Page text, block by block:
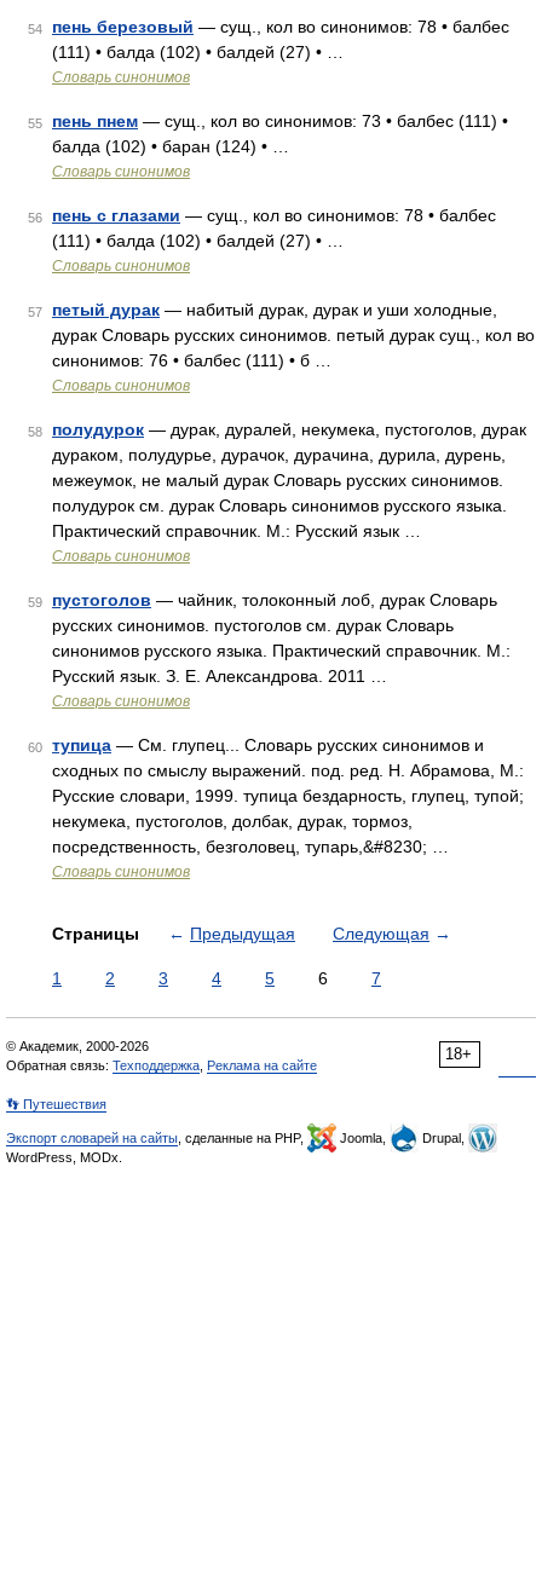
54 пень березовый — сущ., кол во синонимов: 78 • балбес
(111) • балда (102) • балдей (27) • …
Словарь синонимов
55 пень пнем — сущ., кол во синонимов: 73 • балбес (111) •
балда (102) • баран (124) • …
Словарь синонимов
56 пень с глазами — сущ., кол во синонимов: 78 • балбес
(111) • балда (102) • балдей (27) • …
Словарь синонимов
57 петый дурак — набитый дурак, дурак и уши холодные,
дурак Словарь русских синонимов. петый дурак сущ., кол во
синонимов: 76 • балбес (111) • б …
Словарь синонимов
58 полудурок — дурак, дуралей, некумека, пустоголов, дурак
дураком, полудурье, дурачок, дурачина, дурила, дурень,
межеумок, не малый дурак Словарь русских синонимов.
полудурок см. дурак Словарь синонимов русского языка.
Практический справочник. М.: Русский язык …
Словарь синонимов
59 пустоголов — чайник, толоконный лоб, дурак Словарь
русских синонимов. пустоголов см. дурак Словарь
синонимов русского языка. Практический справочник. М.:
Русский язык. З. Е. Александрова. 2011 …
Словарь синонимов
60 тупица — См. глупец... Словарь русских синонимов и
сходных по смыслу выражений. под. ред. Н. Абрамова, М.:
Русские словари, 1999. тупица бездарность, глупец, тупой;
некумека, пустоголов, долбак, дурак, тормоз,
посредственность, безголовец, тупарь,&#8230; …
Словарь синонимов
Страницы ← Предыдущая Следующая →
1 2 3 4 5 6 7
18+
© Академик, 2000-2026
Обратная связь: Техподдержка Реклама на сайте
👣 Путешествия
Экспорт словарей на сайты , сделанные на PHP, Joomla,
Drupal,
WordPress, MODx.